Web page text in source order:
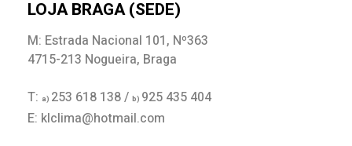
LOJA BRAGA (SEDE)
M: Estrada Nacional 101, Nº363
4715-213 Nogueira, Braga
T: a) 253 618 138 / b) 925 435 404
E: klclima@hotmail.com